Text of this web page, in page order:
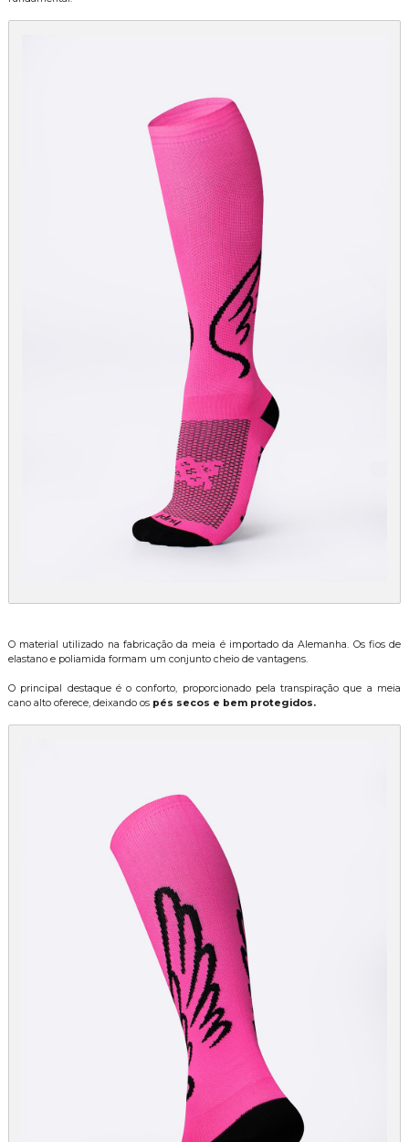
O material utilizado na fabricação da meia é importado da Alemanha. Os fios de
elastano e poliamida formam um conjunto cheio de vantagens.
O principal destaque é o conforto, proporcionado pela transpiração que a meia
cano alto oferece, deixando ospés secos e bem protegidos.